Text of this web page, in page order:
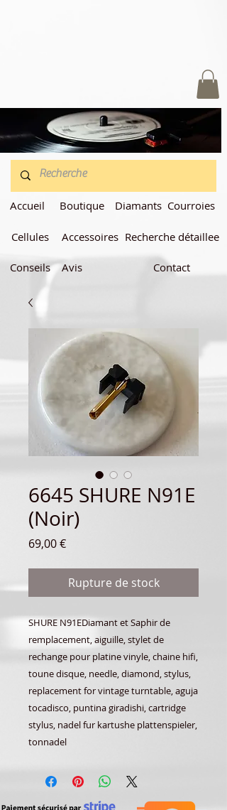
Accueil
Cellules
Conseils
Boutique
Accessoires
Avis
Diamants Courroies
Recherche détaillee
Contact
6645 SHURE N91E
(Noir)
69,00 €Prix
Rupture de stock
SHURE N91EDiamant et Saphir de
remplacement, aiguille, stylet de
rechange pour platine vinyle, chaine hifi,
toune disque, needle, diamond, stylus,
replacement for vintage turntable, aguja
tocadisco, puntina giradishi, cartridge
stylus, nadel fur kartushe plattenspieler,
tonnadel